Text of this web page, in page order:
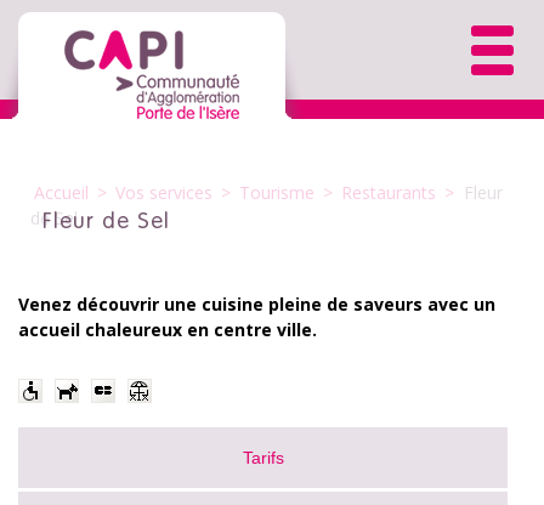
Accueil > Vos services > Tourisme > Restaurants > Fleur
de Sel
Fleur de Sel
Venez découvrir une cuisine pleine de saveurs avec un
accueil chaleureux en centre ville.
Tarifs